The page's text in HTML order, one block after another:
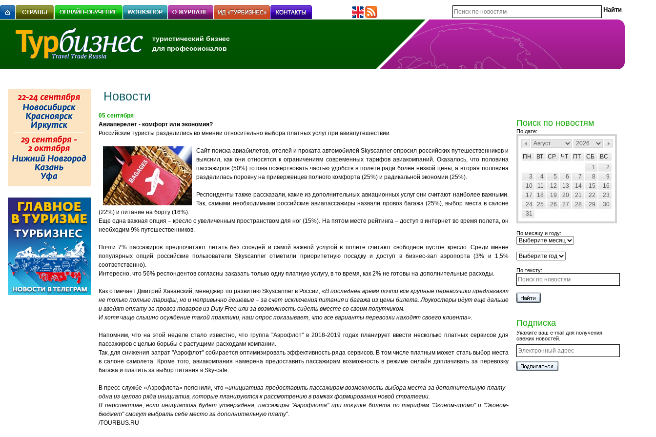
туристический бизнес
для профессионалов
Новости
05 сентября
Авиаперелет - комфорт или экономия?
Российские туристы разделились во мнении относительно выбора платных услуг при авиапутешествии
Сайт поиска авиабилетов, отелей и проката автомобилей Skyscanner опросил российских путешественников и
выяснил, как они относятся к ограничениям современных тарифов авиакомпаний. Оказалось, что половина
пассажиров (50%) готова пожертвовать частью удобств в полете ради более низкой цены, а вторая половина
разделилась поровну на приверженцев полного комфорта (25%) и радикальной экономии (25%).
Респонденты также рассказали, какие из дополнительных авиационных услуг они считают наиболее важными.
Так, самыми необходимыми российские авиапассажиры назвали провоз багажа (25%), выбор места в салоне
(22%) и питание на борту (16%).
Еще одна важная опция – кресло с увеличенным пространством для ног (15%). На пятом месте рейтинга – доступ в интернет во время полета, он
необходим 9% путешественников.
Почти 7% пассажиров предпочитают летать без соседей и самой важной услугой в полете считают свободное пустое кресло. Среди менее
популярных опций российские пользователи Skyscanner отметили приоритетную посадку и доступ в бизнес-зал аэропорта (3% и 1,5%
соответственно).
Интересно, что 56% респондентов согласны заказать только одну платную услугу, в то время, как 2% не готовы на дополнительные расходы.
Как отмечает Дмитрий Хаванский, менеджер по развитию Skyscanner в России, «В последнее время почти все крупные перевозчики предлагают
не только полные тарифы, но и непривычно дешевые – за счет исключения питания и багажа из цены билета. Лоукостеры идут еще дальше
и вводят оплату за провоз товаров из Duty Free или за возможность сидеть вместе со своим попутчиком.
И хотя чаще слышно осуждение такой практики, наш опрос показывает, что все варианты перевозки находят своего клиента».
Напомним, что на этой неделе стало известно, что группа "Аэрофлот" в 2018-2019 годах планирует ввести несколько платных сервисов для
пассажиров с целью борьбы с растущими расходами компании.
Так, для снижения затрат "Аэрофлот" собирается оптимизировать эффективность ряда сервисов. В том числе платным может стать выбор места
в салоне самолета. Кроме того, авиакомпания намерена предоставить пассажирам возможность в режиме онлайн доплачивать за перевозку
багажа и платить за выбор питания в Sky-cafe.
В пресс-службе «Аэрофлота» пояснили, что «инициатива предоставить пассажирам возможность выбора места за дополнительную плату -
одна из целого ряда инициатив, которые планируются к рассмотрению в рамках формирования новой стратегии.
В перспективе, если инициатива будет утверждена, пассажиры "Аэрофлота" при покупке билета по тарифам "Эконом-промо" и "Эконом-
бюджет" смогут выбрать себе место за дополнительную плату".
/TOURBUS.RU
Поиск по новостям
По дате:
ПН ВТ СР ЧТ ПТ СБ
ВС
1
2
3
4 5 6 7 8
9
10
11 12 13 14 15
16
17
18 19 20 21 22
23
24
25 26 27 28 29
30
31
По месяцу и году:
По тексту:
Подписка
Укажите ваш e-mail для получения
свежих новостей.